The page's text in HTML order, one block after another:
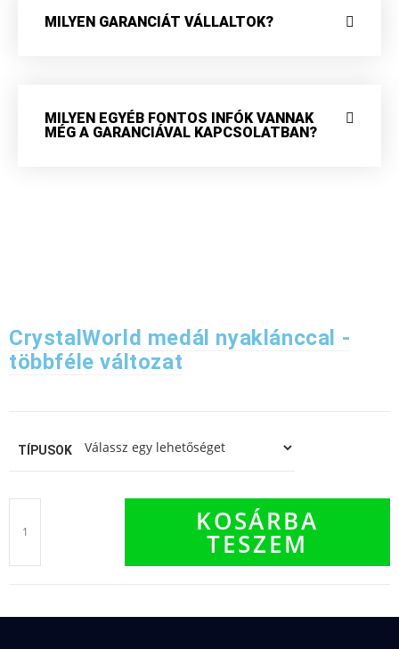
MILYEN GARANCIÁT VÁLLALTOK?
MILYEN EGYÉB FONTOS INFÓK VANNAK
MÉG A GARANCIÁVAL KAPCSOLATBAN?
CrystalWorld medál nyaklánccal -
többféle változat
TÍPUSOK
KOSÁRBA
TESZEM